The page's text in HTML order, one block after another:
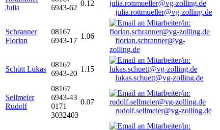
Julia
6943-62
0.12
julia.rottmueller@vg-zolling.de
Schranner
Florian
08167
6943-17
1.06
florian.schranner@vg-
zolling.de
Schütt Lukas
08167
6943-20
1.15
lukas.schuett@vg-zolling.de
Sellmeier
Rudolf
08167
6943-43
0171
3032403
0.07
rudolf.sellmeier@vg-zolling.de